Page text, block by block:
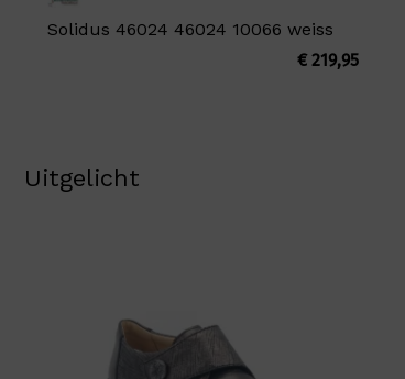
Solidus 46024 46024 10066 weiss
€219,95
Uitgelicht